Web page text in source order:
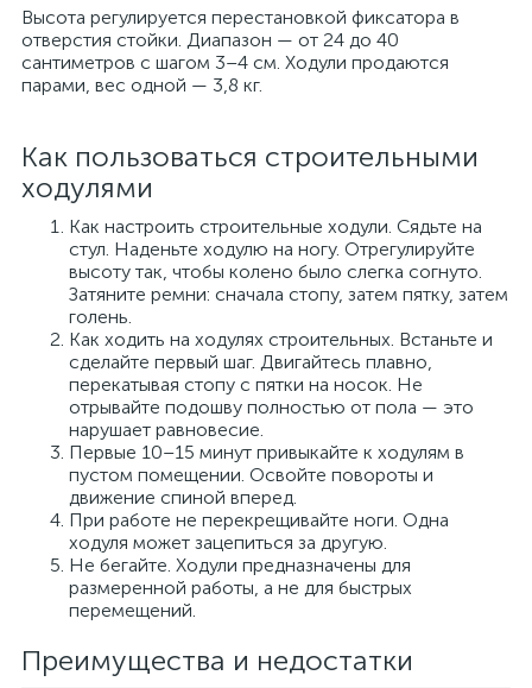
Высота регулируется перестановкой фиксатора в
отверстия стойки. Диапазон — от 24 до 40
сантиметров с шагом 3–4 см. Ходули продаются
парами, вес одной — 3,8 кг.
Как пользоваться строительными
ходулями
Как настроить строительные ходули. Сядьте на
стул. Наденьте ходулю на ногу. Отрегулируйте
высоту так, чтобы колено было слегка согнуто.
Затяните ремни: сначала стопу, затем пятку, затем
голень.
Как ходить на ходулях строительных. Встаньте и
сделайте первый шаг. Двигайтесь плавно,
перекатывая стопу с пятки на носок. Не
отрывайте подошву полностью от пола — это
нарушает равновесие.
Первые 10–15 минут привыкайте к ходулям в
пустом помещении. Освойте повороты и
движение спиной вперед.
При работе не перекрещивайте ноги. Одна
ходуля может зацепиться за другую.
Не бегайте. Ходули предназначены для
размеренной работы, а не для быстрых
перемещений.
Преимущества и недостатки